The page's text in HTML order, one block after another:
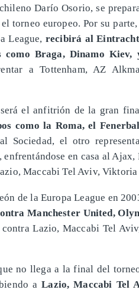
Darío Osorio, se
torneo europeo. Por su
League, recibirá al
como Braga, Dinamo
a Tottenham, AZ
el anfitrión de la gran
como la Roma, el
Sociedad, el otro
en casa al
Maccabi Tel Aviv,
de la Europa League en
Manchester United,
Lazio, Maccabi Tel
no llega a la final del
aLazio, Maccabi Tel